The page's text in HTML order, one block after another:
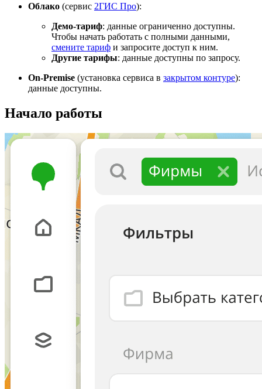
Облако (сервис 2ГИС Про):
Демо-тариф: данные ограниченно доступны.
Чтобы начать работать с полными данными,
смените тариф и запросите доступ к ним.
Другие тарифы: данные доступны по запросу.
On-Premise (установка сервиса в закрытом контуре):
данные доступны.
Начало работы